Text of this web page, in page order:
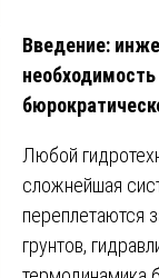
Введение:
Любой
сложнейшая
переплетаются
грунтов,